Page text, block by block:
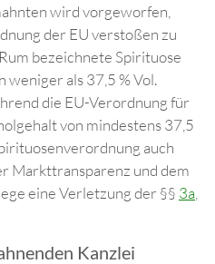
wird vorgeworfen,
der EU verstoßen zu
bezeichnete Spirituose
weniger als 37,5 % Vol.
die EU-Verordnung für
von mindestens 37,5
auch
Markttransparenz und dem
eine Verletzung der §§ 3a
Kanzlei